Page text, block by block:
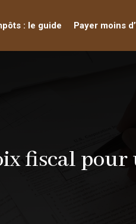
: le guide Payer moins
fiscal pour